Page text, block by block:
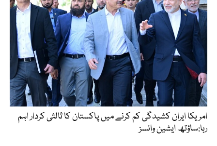
امریکا ایران کشیدگی کم کرنے میں پاکستان کا ثالثی کردار اہم
رہا:ساؤتھ ایشین وائسز